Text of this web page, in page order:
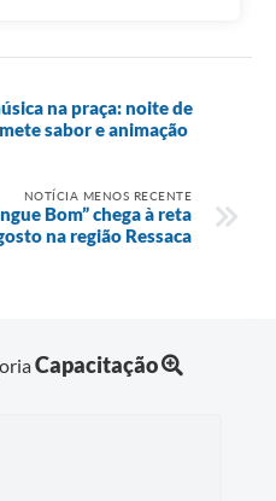
na praça: noite de
sabor e animação
NOTÍCIA MENOS RECENTE
Bom” chega à reta
na região Ressaca
Capacitação